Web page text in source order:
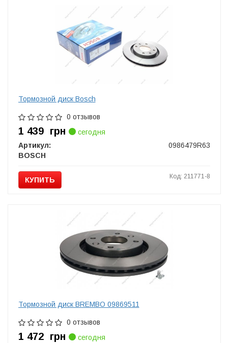
Тормозной диск Bosch
0 отзывов
1 439 грн
сегодня
Артикул:
0986479R63
BOSCH
КУПИТЬ Код: 211771-8
Тормозной диск BREMBO 09869511
0 отзывов
1 472 грн
сегодня